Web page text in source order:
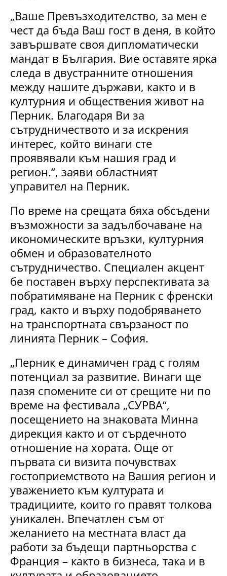
„Ваше Превъзходителство, за мен е
чест да бъда Ваш гост в деня, в който
завършвате своя дипломатически
мандат в България. Вие оставяте ярка
следа в двустранните отношения
между нашите държави, както и в
културния и обществения живот на
Перник. Благодаря Ви за
сътрудничеството и за искрения
интерес, който винаги сте
проявявали към нашия град и
регион.“, заяви областният
управител на Перник.
По време на срещата бяха обсъдени
възможности за задълбочаване на
икономическите връзки, културния
обмен и образователното
сътрудничество. Специален акцент
бе поставен върху перспективата за
побратимяване на Перник с френски
град, както и върху подобряването
на транспортната свързаност по
линията Перник – София.
„Перник е динамичен град с голям
потенциал за развитие. Винаги ще
пазя спомените си от срещите ни по
време на фестивала „СУРВА“,
посещението на знаковата Минна
дирекция както и от сърдечното
отношение на хората. Още от
първата си визита почувствах
гостоприемството на Вашия регион и
уважението към културата и
традициите, които го правят толкова
уникален. Впечатлен съм от
желанието на местната власт да
работи за бъдещи партньорства с
Франция – както в бизнеса, така и в